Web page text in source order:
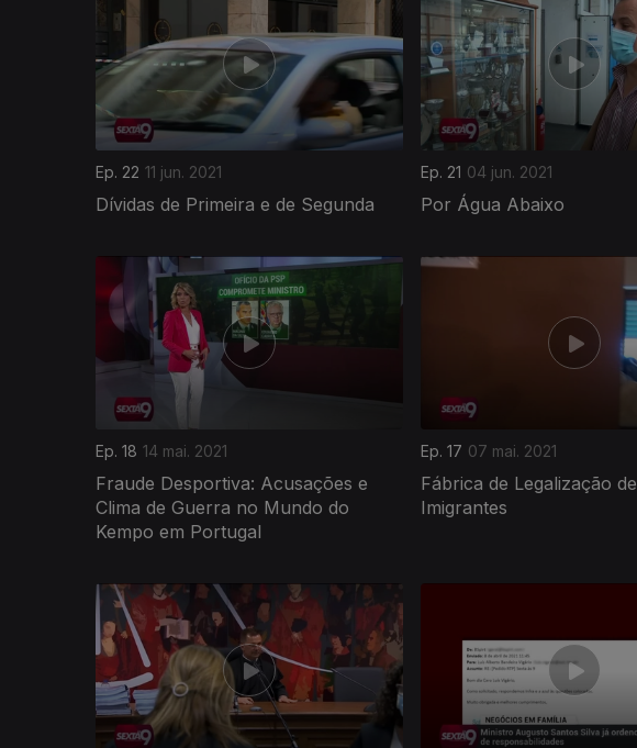
Ep. 22 11 jun. 2021
Dívidas de Primeira e de Segunda
Ep. 21 04 jun. 2021
Por Água Abaixo
Ep. 18 14 mai. 2021
Fraude Desportiva: Acusações e
Clima de Guerra no Mundo do
Kempo em Portugal
Ep. 17 07 mai. 2021
Fábrica de Legalização de
Imigrantes